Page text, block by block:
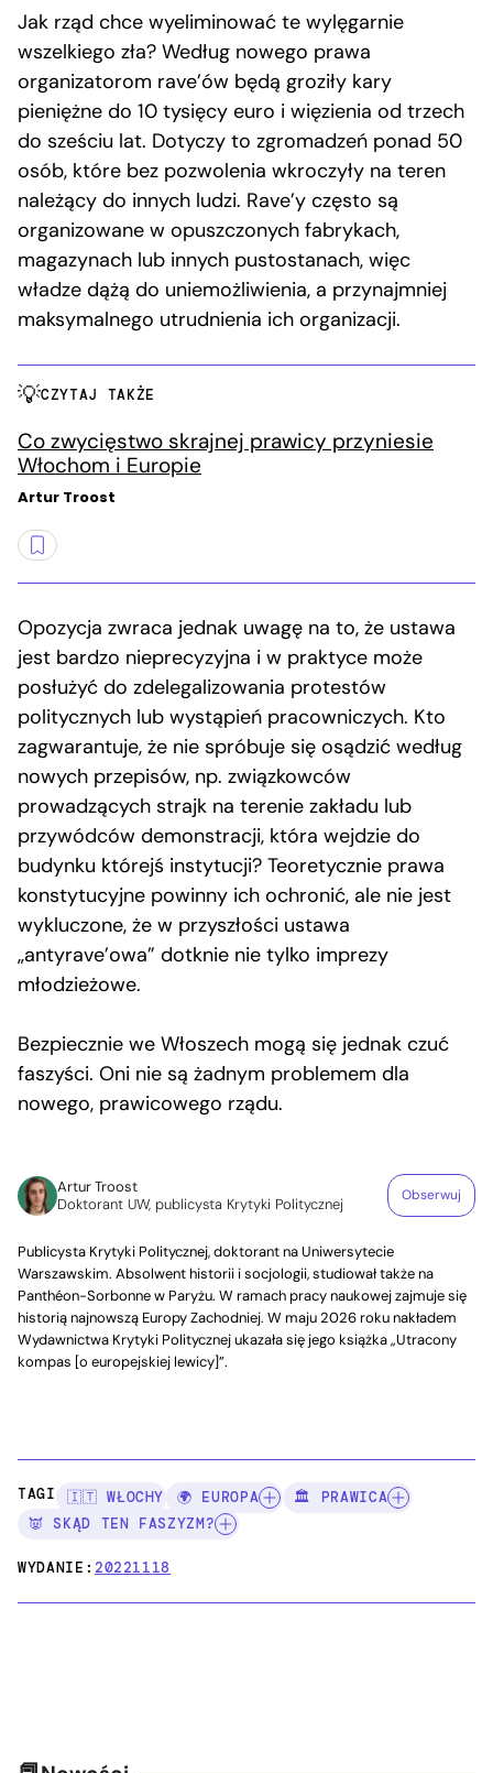
Jak rząd chce wyeliminować te wylęgarnie
wszelkiego zła? Według nowego prawa
organizatorom rave’ów będą groziły kary
pieniężne do 10 tysięcy euro i więzienia od trzech
do sześciu lat. Dotyczy to zgromadzeń ponad 50
osób, które bez pozwolenia wkroczyły na teren
należący do innych ludzi. Rave’y często są
organizowane w opuszczonych fabrykach,
magazynach lub innych pustostanach, więc
władze dążą do uniemożliwienia, a przynajmniej
maksymalnego utrudnienia ich organizacji.
CZYTAJ TAKŻE
Co zwycięstwo skrajnej prawicy przyniesie
Włochom i Europie
Artur Troost
Opozycja zwraca jednak uwagę na to, że ustawa
jest bardzo nieprecyzyjna i w praktyce może
posłużyć do zdelegalizowania protestów
politycznych lub wystąpień pracowniczych. Kto
zagwarantuje, że nie spróbuje się osądzić według
nowych przepisów, np. związkowców
prowadzących strajk na terenie zakładu lub
przywódców demonstracji, która wejdzie do
budynku którejś instytucji? Teoretycznie prawa
konstytucyjne powinny ich ochronić, ale nie jest
wykluczone, że w przyszłości ustawa
„antyrave’owa” dotknie nie tylko imprezy
młodzieżowe.
Bezpiecznie we Włoszech mogą się jednak czuć
faszyści. Oni nie są żadnym problemem dla
nowego, prawicowego rządu.
Artur Troost
Doktorant UW, publicysta Krytyki Politycznej
Obserwuj
Publicysta Krytyki Politycznej, doktorant na Uniwersytecie
Warszawskim. Absolwent historii i socjologii, studiował także na
Panthéon-Sorbonne w Paryżu. W ramach pracy naukowej zajmuje się
historią najnowszą Europy Zachodniej. W maju 2026 roku nakładem
Wydawnictwa Krytyki Politycznej ukazała się jego książka „Utracony
kompas [o europejskiej lewicy]”.
TAGI: 🇮🇹 WŁOCHY 🌍 EUROPA
🏛️ PRAWICA
👿 SKĄD TEN FASZYZM?
WYDANIE:20221118